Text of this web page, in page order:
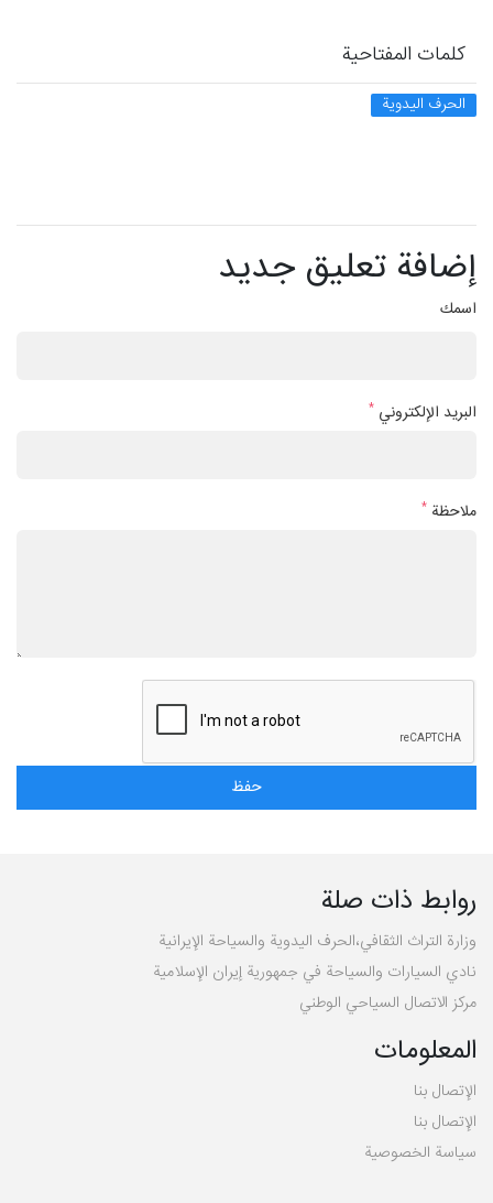
كلمات المفتاحية
الحرف اليدوية
إضافة تعليق جديد
اسمك
البريد الإلكتروني *
ملاحظة *
روابط ذات صلة
وزارة التراث الثقافي،الحرف اليدوية والسياحة الإيرانية
نادي السيارات والسياحة في جمهورية إيران الإسلامية
مركز الاتصال السياحي الوطني
المعلومات
الإتصال بنا
الإتصال بنا
سیاسة الخصوصية